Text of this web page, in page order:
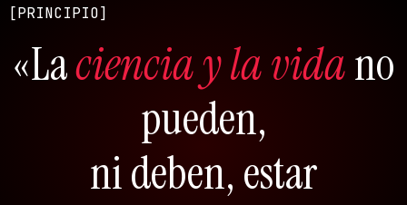
[PRINCIPIO]
«Laciencia y la vidano
pueden,
ni deben, estar